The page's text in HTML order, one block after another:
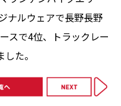
ナルウェアで長野長野
スで4位、トラックレー
た。